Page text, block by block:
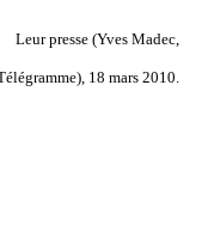
Leur presse (Yves Madec,
18 mars 2010.